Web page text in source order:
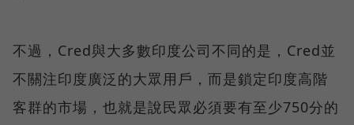
不過，Cred與大多數印度公司不同的是，Cred並
不關注印度廣泛的大眾用戶，而是鎖定印度高階
客群的市場，也就是說民眾必須要有至少750分的